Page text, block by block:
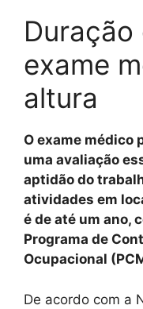
exame
altura
O exame médico
uma avaliação
aptidão do
atividades em
é de até um ano,
Programa de
Ocupacional
De acordo com a